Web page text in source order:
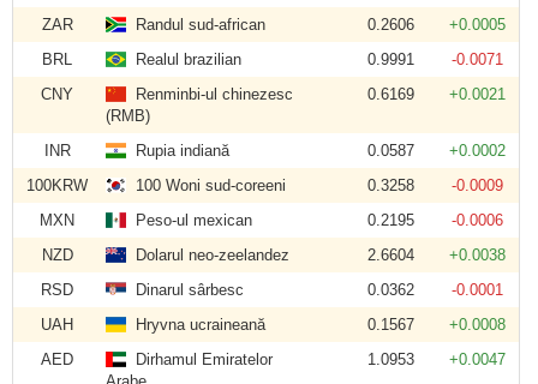
ZAR
Randul sud-african 0.2606
+0.0005
BRL
Realul brazilian 0.9991
-0.0071
CNY
Renminbi-ul chinezesc
(RMB)
0.6169 +0.0021
INR Rupia indiană 0.0587
+0.0002
100KRW
100 Woni sud-coreeni 0.3258
-0.0009
MXN
Peso-ul mexican 0.2195
-0.0006
NZD
Dolarul neo-zeelandez 2.6604
+0.0038
RSD
Dinarul sârbesc 0.0362
-0.0001
UAH
Hryvna ucraineană 0.1567
+0.0008
AED
Dirhamul Emiratelor
1.0953 +0.0047